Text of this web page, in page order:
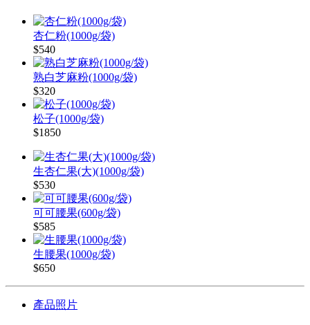
杏仁粉(1000g/袋)
$540
熟白芝麻粉(1000g/袋)
$320
松子(1000g/袋)
$1850
生杏仁果(大)(1000g/袋)
$530
可可腰果(600g/袋)
$585
生腰果(1000g/袋)
$650
產品照片